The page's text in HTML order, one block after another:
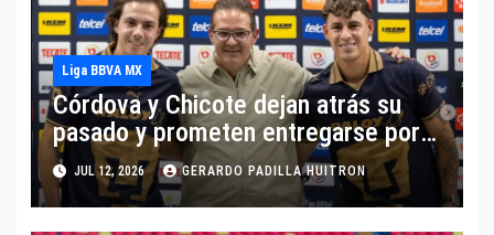
Liga BBVA MX
Córdova y Chicote dejan atrás su
pasado y prometen entregarse por
Pumas
JUL 12, 2026 GERARDO PADILLA HUITRON